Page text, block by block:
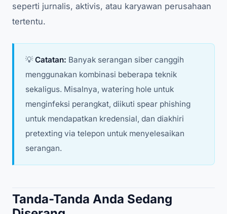
seperti jurnalis, aktivis, atau karyawan perusahaan
tertentu.
💡Catatan: Banyak serangan siber canggih
menggunakan kombinasi beberapa teknik
sekaligus. Misalnya, watering hole untuk
menginfeksi perangkat, diikuti spear phishing
untuk mendapatkan kredensial, dan diakhiri
pretexting via telepon untuk menyelesaikan
serangan.
Tanda-Tanda Anda Sedang